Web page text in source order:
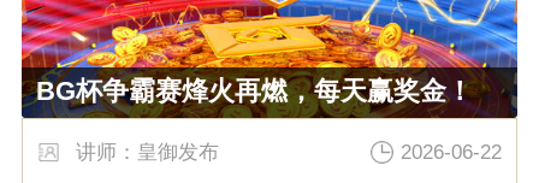
BG杯争霸赛烽火再燃，每天赢奖金！
讲师：皇御发布 2026-06-22